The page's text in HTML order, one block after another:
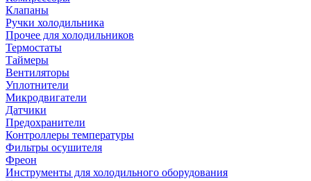
Клапаны
Ручки холодильника
Прочее для холодильников
Термостаты
Таймеры
Вентиляторы
Уплотнители
Микродвигатели
Датчики
Предохранители
Контроллеры температуры
Фильтры осушителя
Фреон
Инструменты для холодильного оборудования